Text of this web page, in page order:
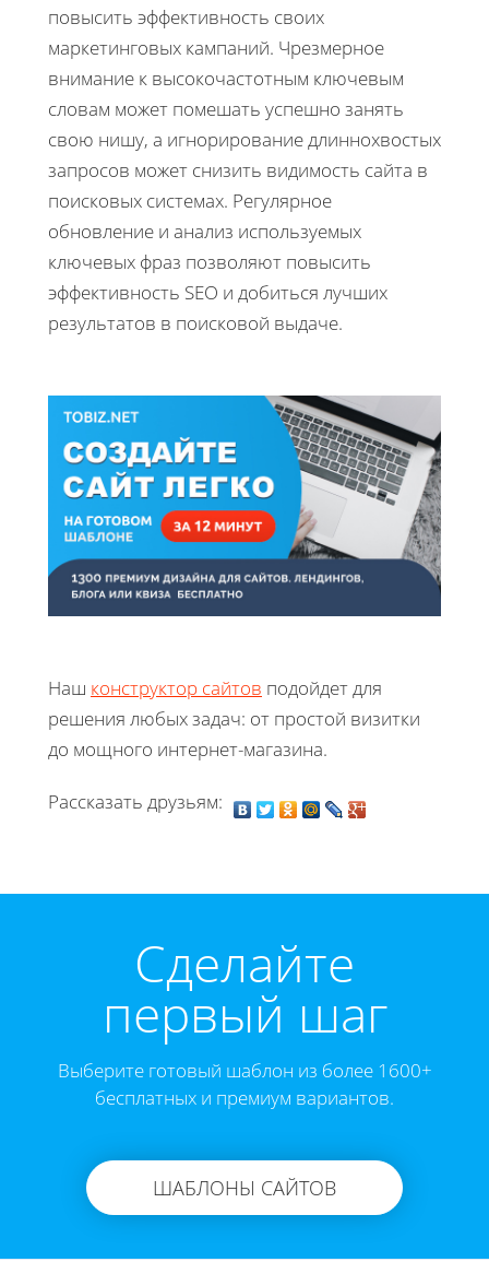
повысить эффективность своих
маркетинговых кампаний. Чрезмерное
внимание к высокочастотным ключевым
словам может помешать успешно занять
свою нишу, а игнорирование длиннохвостых
запросов может снизить видимость сайта в
поисковых системах. Регулярное
обновление и анализ используемых
ключевых фраз позволяют повысить
эффективность SEO и добиться лучших
результатов в поисковой выдаче.
Наш конструктор сайтов подойдет для
решения любых задач: от простой визитки
до мощного интернет-магазина.
Рассказать друзьям:
Cделайте
первый шаг
Выберите готовый шаблон из более 1600+
бесплатных и премиум вариантов.
ШАБЛОНЫ САЙТОВ